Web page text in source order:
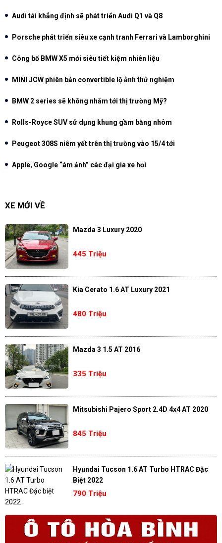
Audi tái khẳng định sẽ phát triển Audi Q1 và Q8
Porsche phát triển siêu xe cạnh tranh Ferrari và Lamborghini
Công bố BMW X5 mới siêu tiết kiệm nhiên liệu
MINI JCW phiên bản convertible lộ ảnh thử nghiệm
BMW 2 series sẽ không nhắm tới thị trường Mỹ?
Rolls-Royce SUV sử dụng khung gầm bằng nhôm
Peugeot 308S niêm yết trên thị trường vào 15/4 tới
Apple, Google “ám ảnh” các đại gia xe hơi
XE MỚI VỀ
Mazda 3 Luxury 2020
445 Triệu
Kia Cerato 1.6 AT Luxury 2021
480 Triệu
Mazda 3 1.5 AT 2016
335 Triệu
Mitsubishi Pajero Sport 2.4D 4x4 AT 2020
845 Triệu
Hyundai Tucson 1.6 AT Turbo HTRAC Đặc
Biệt 2022
790 Triệu